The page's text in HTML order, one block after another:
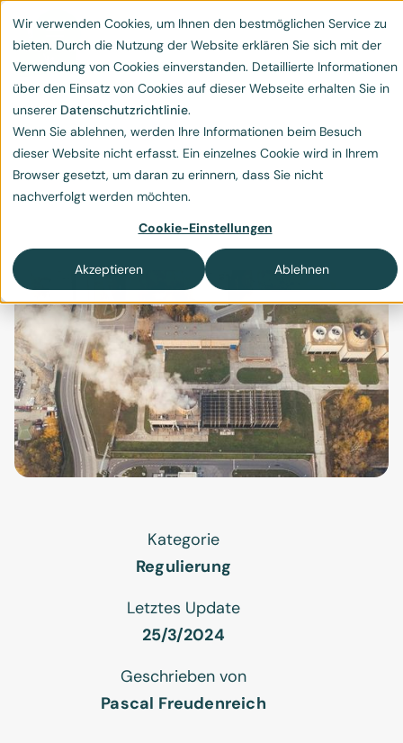
Wir verwenden Cookies, um Ihnen den bestmöglichen Service zu
bieten. Durch die Nutzung der Website erklären Sie sich mit der
Verwendung von Cookies einverstanden. Detaillierte Informationen
über den Einsatz von Cookies auf dieser Webseite erhalten Sie in
unserer Datenschutzrichtlinie.
Wenn Sie ablehnen, werden Ihre Informationen beim Besuch
dieser Website nicht erfasst. Ein einzelnes Cookie wird in Ihrem
Browser gesetzt, um daran zu erinnern, dass Sie nicht
nachverfolgt werden möchten.
Cookie-Einstellungen
Akzeptieren Ablehnen
CO2-Gesetz Schweiz
Was bringt die Totalrevision des CO2-Gesetzes in
der Schweiz für Veränderungen?
Kategorie
Regulierung
Letztes Update
25/3/2024
Geschrieben von
Pascal Freudenreich